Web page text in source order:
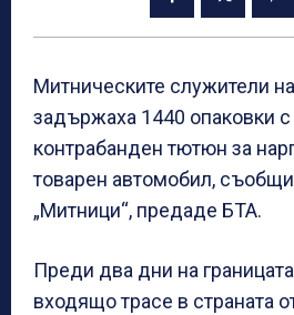
Митническите служители
задържаха 1440 опаковки
контрабанден тютюн за
товарен автомобил,
„Митници“, предаде БТА.
Преди два дни на
входящо трасе в страната